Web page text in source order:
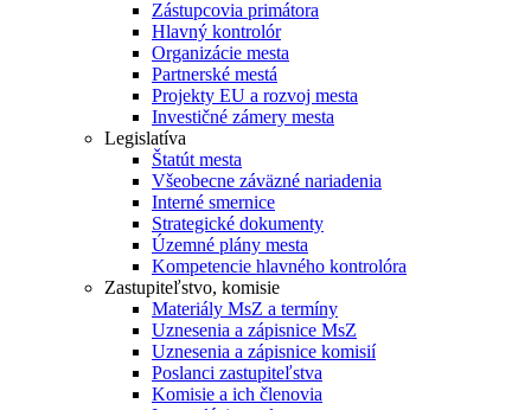
Zástupcovia primátora
Hlavný kontrolór
Organizácie mesta
Partnerské mestá
Projekty EU a rozvoj mesta
Investičné zámery mesta
Legislatíva
Štatút mesta
Všeobecne záväzné nariadenia
Interné smernice
Strategické dokumenty
Územné plány mesta
Kompetencie hlavného kontrolóra
Zastupiteľstvo, komisie
Materiály MsZ a termíny
Uznesenia a zápisnice MsZ
Uznesenia a zápisnice komisií
Poslanci zastupiteľstva
Komisie a ich členovia